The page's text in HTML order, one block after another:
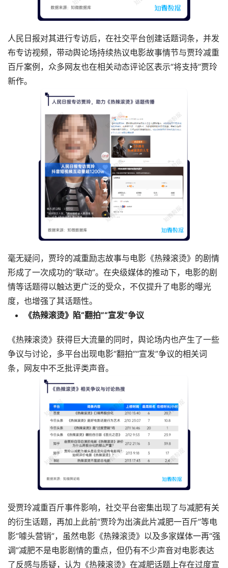
人民日报对其进行专访后，在社交平台创建话题词条，并发
布专访视频，带动舆论场持续热议电影故事情节与贾玲减重
百斤案例，众多网友也在相关动态评论区表示“将支持”贾玲
新作。
毫无疑问，贾玲的减重励志故事与电影《热辣滚烫》的剧情
形成了一次成功的“联动”。在央级媒体的推动下，电影的剧
情等话题得以触达更广泛的受众，不仅提升了电影的曝光
度，也增强了其话题性。
《热辣滚烫》陷“翻拍”“宣发”争议
《热辣滚烫》获得巨大流量的同时，舆论场内也产生了一些
争议与讨论，多平台出现电影“翻拍”“宣发”争议的相关词
条，网友中不乏批评类声音。
受贾玲减重百斤事件影响，社交平台密集出现了与减肥有关
的衍生话题，再加上此前“贾玲为出演此片减肥一百斤”等电
影“噱头营销”，虽然电影《热辣滚烫》以及多家媒体一再“强
调”减肥不是电影剧情的重点，但仍有不少声音对电影表达
了反感与质疑，认为《热辣滚烫》在减肥话题上存在过度宣